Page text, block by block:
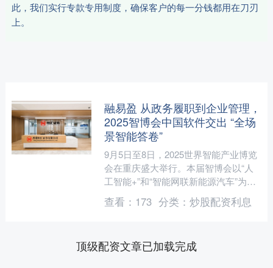
此，我们实行专款专用制度，确保客户的每一分钱都用在刀刃
上。
融易盈 从政务履职到企业管理，
2025智博会中国软件交出 “全场
景智能答卷”
9月5日至8日，2025世界智能产业博览
会在重庆盛大举行。本届智博会以“人
工智能+”和“智能网联新能源汽车”为年
度主题，集中展示3000余项智能产业创
新成果。中....
查看： 173 分类： 炒股配资利息
顶级配资文章已加载完成